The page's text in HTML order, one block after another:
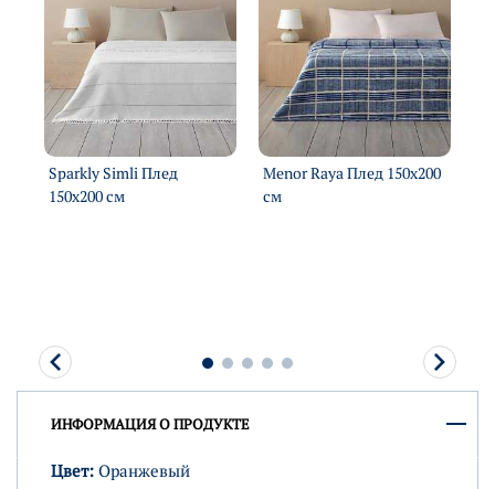
Sparkly Simli Плед
150х200 см
Menor Raya Плед 150х200
см
ИНФОРМАЦИЯ О ПРОДУКТЕ
Цвет: Оранжевый